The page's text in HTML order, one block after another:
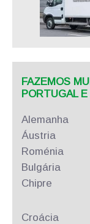
FAZEMOS
PORTUGAL
Alemanha
Áustria
Roménia
Bulgária
Chipre
Croácia